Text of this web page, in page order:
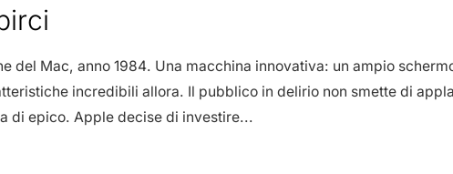
del Mac, anno 1984. Una macchina innovativa: un ampio
incredibili allora. Il pubblico in delirio non smette di
di epico. Apple decise di investire...